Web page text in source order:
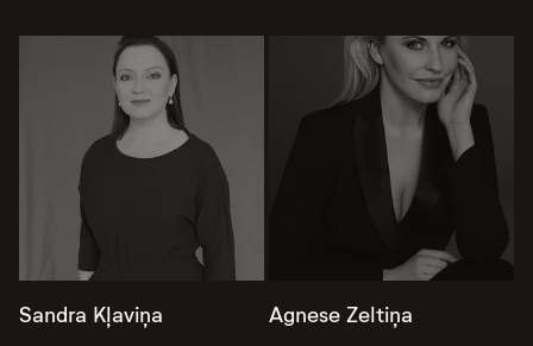
Sandra Kļaviņa Agnese Zeltiņa